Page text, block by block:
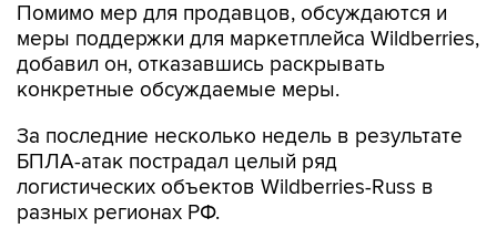
Помимо мер для продавцов, обсуждаются и
меры поддержки для маркетплейса Wildberries,
добавил он, отказавшись раскрывать
конкретные обсуждаемые меры.
За последние несколько недель в результате
БПЛА-атак пострадал целый ряд
логистических объектов Wildberries-Russ в
разных регионах РФ.